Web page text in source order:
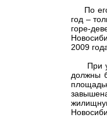
По его
год –
горе-
2009
При
должны